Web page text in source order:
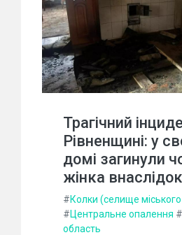
Трагічний
Рівненщині: у
домі загинули
жінка
#Колки (селище
#Центральне опалення #
область